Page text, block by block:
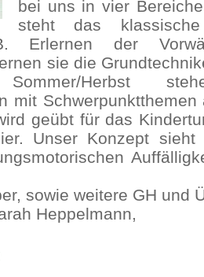
bei uns in vier
steht das
Erlernen der
sie die
Herbst
mit
geübt für das
Unser Konzept
sowie weitere GH und
Heppelmann,